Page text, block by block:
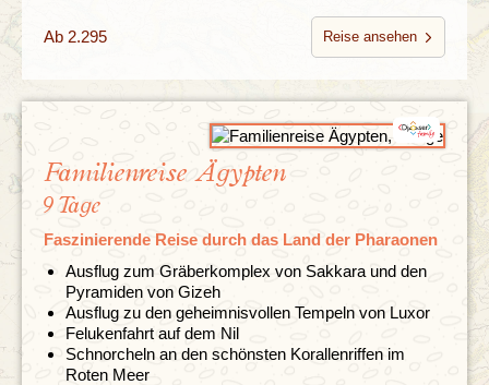
Ab 2.295 Reise ansehen
Familienreise Ägypten
9 Tage
Faszinierende Reise durch das Land der Pharaonen
Ausflug zum Gräberkomplex von Sakkara und den
Pyramiden von Gizeh
Ausflug zu den geheimnisvollen Tempeln von Luxor
Felukenfahrt auf dem Nil
Schnorcheln an den schönsten Korallenriffen im
Roten Meer